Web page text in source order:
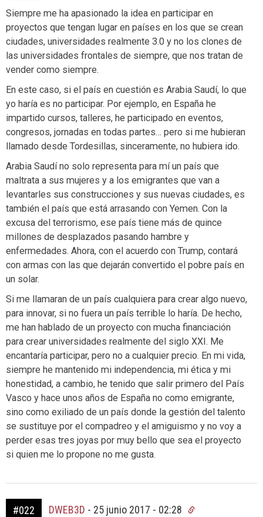
Siempre me ha apasionado la idea en participar en
proyectos que tengan lugar en países en los que se crean
ciudades, universidades realmente 3.0 y no los clones de
las universidades frontales de siempre, que nos tratan de
vender como siempre.
En este caso, si el país en cuestión es Arabia Saudí, lo que
yo haría es no participar. Por ejemplo, en España he
impartido cursos, talleres, he participado en eventos,
congresos, jornadas en todas partes… pero si me hubieran
llamado desde Tordesillas, sinceramente, no hubiera ido.
Arabia Saudí no solo representa para mí un país que
maltrata a sus mujeres y a los emigrantes que van a
levantarles sus construcciones y sus nuevas ciudades, es
también el país que está arrasando con Yemen. Con la
excusa del terrorismo, ese país tiene más de quince
millones de desplazados pasando hambre y
enfermedades. Ahora, con el acuerdo con Trump, contará
con armas con las que dejarán convertido el pobre país en
un solar.
Si me llamaran de un país cualquiera para crear algo nuevo,
para innovar, si no fuera un país terrible lo haría. De hecho,
me han hablado de un proyecto con mucha financiación
para crear universidades realmente del siglo XXI. Me
encantaría participar, pero no a cualquier precio. En mi vida,
siempre he mantenido mi independencia, mi ética y mi
honestidad, a cambio, he tenido que salir primero del País
Vasco y hace unos años de España no como emigrante,
sino como exiliado de un país donde la gestión del talento
se sustituye por el compadreo y el amiguismo y no voy a
perder esas tres joyas por muy bello que sea el proyecto
si quien me lo propone no me gusta.
#022 DWEB3D - 25 junio 2017 - 02:28